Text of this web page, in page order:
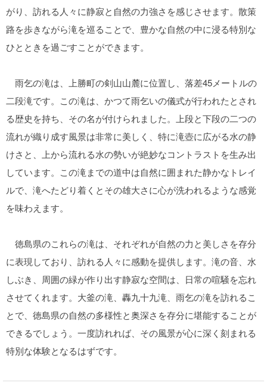
がり、訪れる人々に静寂と自然の力強さを感じさせます。散策
路を歩きながら滝を巡ることで、豊かな自然の中に浸る特別な
ひとときを過ごすことができます。
雨乞の滝は、上勝町の剣山山麓に位置し、落差45メートルの
二段滝です。この滝は、かつて雨乞いの儀式が行われたとされ
る歴史を持ち、その名が付けられました。上段と下段の二つの
流れが織り成す風景は非常に美しく、特に滝壺に広がる水の静
けさと、上から流れる水の勢いが絶妙なコントラストを生み出
しています。この滝までの道中は自然に囲まれた静かなトレイ
ルで、滝へたどり着くとその雄大さに心が洗われるような感覚
を味わえます。
徳島県のこれらの滝は、それぞれが自然の力と美しさを存分
に表現しており、訪れる人々に感動を提供します。滝の音、水
しぶき、周囲の緑が作り出す静寂な空間は、日常の喧騒を忘れ
させてくれます。大釜の滝、轟九十九滝、雨乞の滝を訪れるこ
とで、徳島県の自然の多様性と奥深さを存分に堪能することが
できるでしょう。一度訪れれば、その風景が心に深く刻まれる
特別な体験となるはずです。